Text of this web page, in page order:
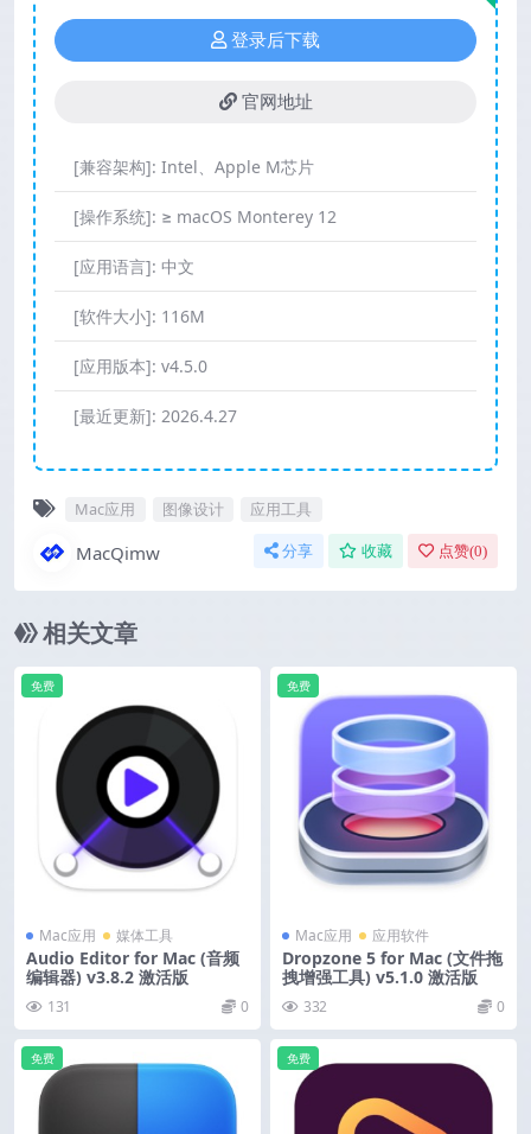
登录后下载
官网地址
[兼容架构]: Intel、Apple M芯片
[操作系统]: ≥ macOS Monterey 12
[应用语言]: 中文
[软件大小]: 116M
[应用版本]: v4.5.0
[最近更新]: 2026.4.27
Mac应用 图像设计 应用工具
MacQimw 分享 收藏 点赞(0)
相关文章
Mac应用 媒体工具
Audio Editor for Mac (音频
编辑器) v3.8.2 激活版
免费
131 0
Mac应用 应用软件
Dropzone 5 for Mac (文件拖
拽增强工具) v5.1.0 激活版
免费
332 0
免费 免费